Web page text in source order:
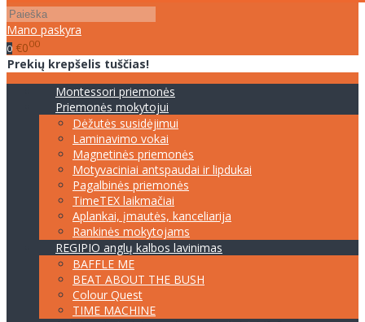
Mano paskyra
0 €000
Prekių krepšelis tuščias!
Montessori priemonės
Priemonės mokytojui
Dėžutės susidėjimui
Laminavimo vokai
Magnetinės priemonės
Motyvaciniai antspaudai ir lipdukai
Pagalbinės priemonės
TimeTEX laikmačiai
Aplankai, įmautės, kanceliarija
Rankinės mokytojams
REGIPIO anglų kalbos lavinimas
BAFFLE ME
BEAT ABOUT THE BUSH
Colour Quest
TIME MACHINE